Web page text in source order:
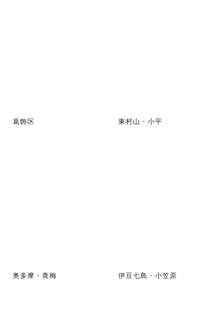
葛飾区 東村山・小平
奥多摩・青梅 伊豆七島・小笠原